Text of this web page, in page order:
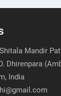
Mandir
Dhirenpara
India